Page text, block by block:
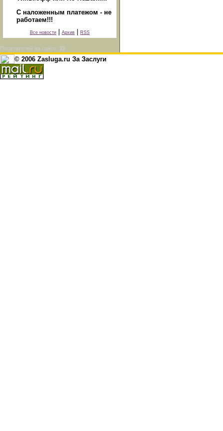
С наложенным платежом - не
работаем!!!
Все новости Архив RSS
Посетителей на сайте: 33
© 2006 Zasluga.ru За Заслуги